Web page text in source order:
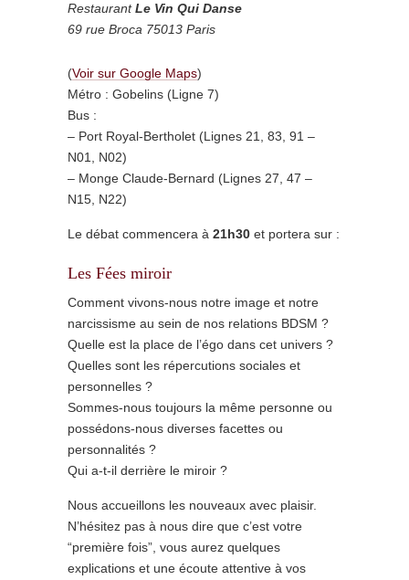
RestaurantLe Vin Qui Danse
69 rue Broca 75013 Paris
(Voir sur Google Maps)
Métro : Gobelins (Ligne 7)
Bus :
– Port Royal-Bertholet (Lignes 21, 83, 91 –
N01, N02)
– Monge Claude-Bernard (Lignes 27, 47 –
N15, N22)
Le débat commencera à 21h30 et portera sur :
Les Fées miroir
Comment vivons-nous notre image et notre
narcissisme au sein de nos relations BDSM ?
Quelle est la place de l’égo dans cet univers ?
Quelles sont les répercutions sociales et
personnelles ?
Sommes-nous toujours la même personne ou
possédons-nous diverses facettes ou
personnalités ?
Qui a-t-il derrière le miroir ?
Nous accueillons les nouveaux avec plaisir.
N’hésitez pas à nous dire que c’est votre
“première fois”, vous aurez quelques
explications et une écoute attentive à vos